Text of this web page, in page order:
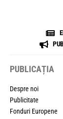
PUBLICAȚIA
Despre noi
Publicitate
Fonduri Europene